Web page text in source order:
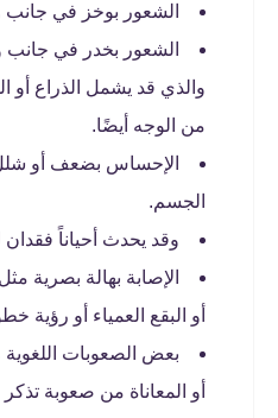
الشعور بوخز في جانب
الشعور بخدر في
والذي قد يشمل الذراع أو
من الوجه أيضًا.
الإحساس بضعف أو
الجسم.
وقد يحدث أحياناً فقدان
الإصابة بهالة بصرية
أو البقع العمياء أو رؤية
بعض الصعوبات
أو المعاناة من صعوبة تذكر